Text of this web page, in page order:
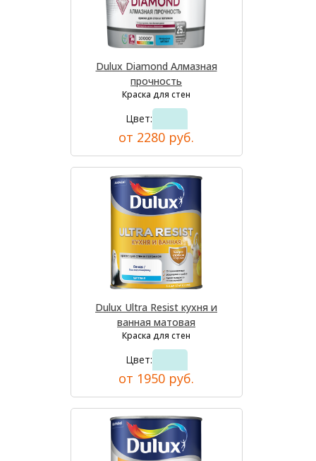
Dulux Diamond Алмазная
прочность
Краска для стен
Цвет:
от 2280 руб.
Dulux Ultra Resist кухня и
ванная матовая
Краска для стен
Цвет:
от 1950 руб.